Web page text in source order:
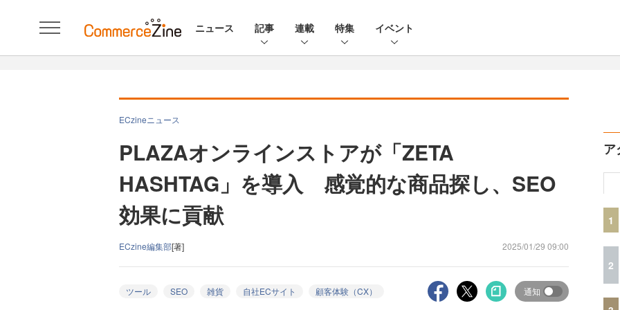
ニュース 記事 連載 特集 イベント
ECzineニュース
PLAZAオンラインストアが「ZETA
HASHTAG」を導入 感覚的な商品探し、SEO
効果に貢献
ECzine編集部[著] 2025/01/29 09:00
ツール SEO 雑貨 自社ECサイト 顧客体験（CX） 通知
ア
1
2